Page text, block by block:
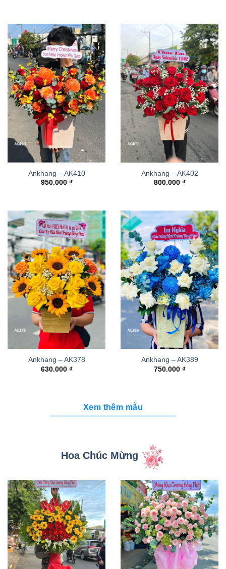
Ankhang – AK410
950.000 ₫
Ankhang – AK402
800.000 ₫
Ankhang – AK378
630.000 ₫
Ankhang – AK389
750.000 ₫
Xem thêm mẫu
Hoa Chúc Mừng